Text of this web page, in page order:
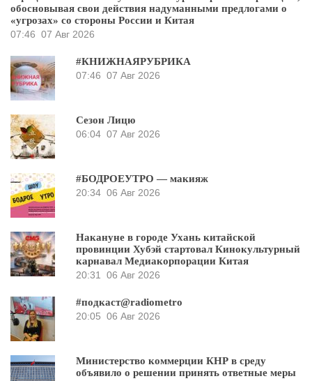
обосновывая свои действия надуманными предлогами о
«угрозах» со стороны России и Китая
07:46 07 Авг 2026
#КНИЖНАЯРУБРИКА
07:46 07 Авг 2026
Сезон Лицю
06:04 07 Авг 2026
#БОДРОЕУТРО — макияж
20:34 06 Авг 2026
Накануне в городе Ухань китайской
провинции Хубэй стартовал Кинокультурный
карнавал Медиакорпорации Китая
20:31
06 Авг 2026
#подкаст@radiometro
20:05 06 Авг 2026
Министерство коммерции КНР в среду
объявило о решении принять ответные меры